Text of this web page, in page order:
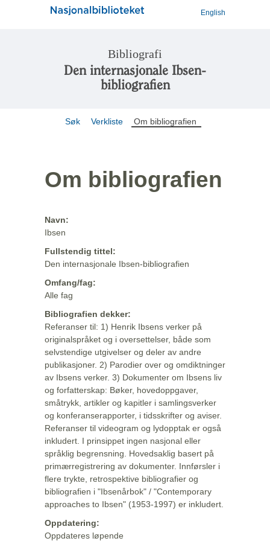
English
Bibliografi
Den internasjonale Ibsen-
bibliografien
Søk Verkliste Om bibliografien
Om bibliografien
Navn:
Ibsen
Fullstendig tittel:
Den internasjonale Ibsen-bibliografien
Omfang/fag:
Alle fag
Bibliografien dekker:
Referanser til: 1) Henrik Ibsens verker på
originalspråket og i oversettelser, både som
selvstendige utgivelser og deler av andre
publikasjoner. 2) Parodier over og omdiktninger
av Ibsens verker. 3) Dokumenter om Ibsens liv
og forfatterskap: Bøker, hovedoppgaver,
småtrykk, artikler og kapitler i samlingsverker
og konferanserapporter, i tidsskrifter og aviser.
Referanser til videogram og lydopptak er også
inkludert. I prinsippet ingen nasjonal eller
språklig begrensning. Hovedsaklig basert på
primærregistrering av dokumenter. Innførsler i
flere trykte, retrospektive bibliografier og
bibliografien i "Ibsenårbok" / "Contemporary
approaches to Ibsen" (1953-1997) er inkludert.
Oppdatering:
Oppdateres løpende